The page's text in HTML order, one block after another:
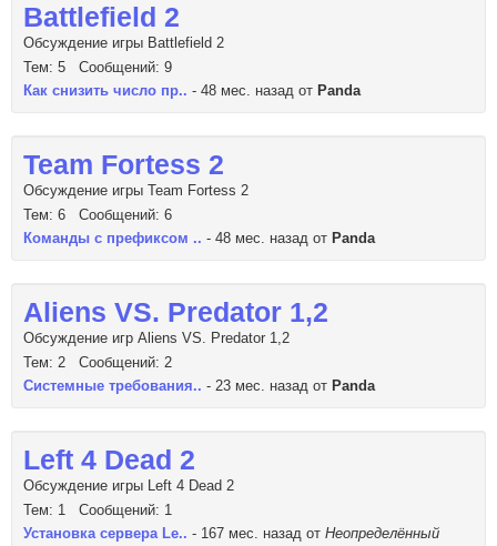
Battlefield 2
Обсуждение игры Battlefield 2
Тем: 5 Сообщений: 9
Как снизить число пр.. - 48 мес. назад от Panda
Team Fortess 2
Обсуждение игры Team Fortess 2
Тем: 6 Сообщений: 6
Команды с префиксом .. - 48 мес. назад от Panda
Aliens VS. Predator 1,2
Обсуждение игр Aliens VS. Predator 1,2
Тем: 2 Сообщений: 2
Системные требования.. - 23 мес. назад от Panda
Left 4 Dead 2
Обсуждение игры Left 4 Dead 2
Тем: 1 Сообщений: 1
Установка сервера Le.. - 167 мес. назад от Неопределённый